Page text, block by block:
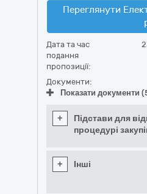
Переглянути
Дата та час
подання
пропозиції:
Документи:
Показати документи
+
Підстави для
процедурі
+ Інші